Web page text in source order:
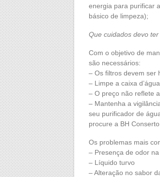
energia para purificar
básico de limpeza);
Que cuidados devo
Com o objetivo de
são necessários:
– Os filtros devem ser
– Limpe a caixa
– O preço não reflete
– Mantenha a
seu purificador de
procure a BH
Os problemas mais
– Presença de odor
– Líquido turvo
– Alteração no sabor